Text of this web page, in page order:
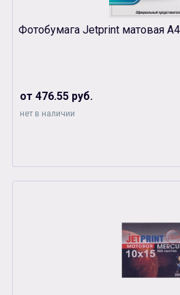
Фотобумага Jetprint матовая
от 476.55 руб.
нет в наличии